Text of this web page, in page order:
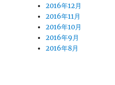
2016年12月
2016年11月
2016年10月
2016年9月
2016年8月